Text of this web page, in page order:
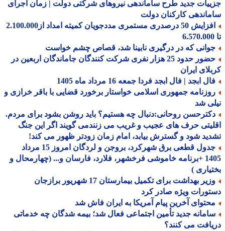
جدید طرح ساماندهی نیروهای شرکتی دولت | زمان اجرای
کارکنان دولت
افزایش 50 درصدری مستمری مددجویان کمیته امداد از2.100.000
که در درگیری نابینا شد، قصاص چشم خواست
حضور حدود 25 هزار نفری شرکت کنندگان جاماندگان اربعین در
ایران
ابجد | فال ابجد فردا جمعه 16 مرداد ماه 1405
جمهوری اسلامی خواستار برخورد قضایی با باقر خرازی و
شد
روحانی:دنبال چه هستیم؟ باید روشن بشود برای مردم.
حرف های عجیب و غریب می زنندمی گویند اگر این جنگ
شود و گسترش بیابد، امام زمان زودتر ظهور می کند!
جدول قطعی برق شهرکرد، بروجن و لردگان امروز 15 مرداد
1405 +برنامه خاموشی فرخشهر، فلارد، فارسان و... (چهارمحال و
)
وزیر بهداشت برای تکمیل بیمارستان 17 شهریور برازجان
ویژه صادر کرد
آخرین پیام آمریکا به ایران فاش شد
جدید تأمین اجتماعی فعال شد؛ بیمه شدگان چه خدماتی
می کنند؟